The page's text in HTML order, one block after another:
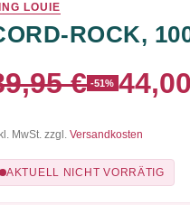
LOUIE
ROCK,
€ -51%
MwSt. zzgl. Versandkosten
AKTUELL NICHT VORRÄTIG